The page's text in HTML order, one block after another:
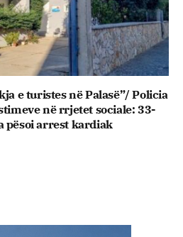
e turistes në Palasë”/ Policia
në rrjetet sociale: 33-
pësoi arrest kardiak